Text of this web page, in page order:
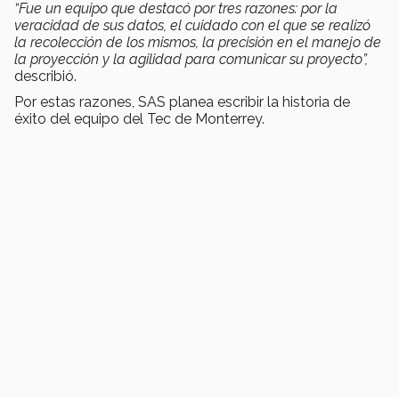
“Fue un equipo que destacó por tres razones: por la
veracidad de sus datos, el cuidado con el que se realizó
la recolección de los mismos, la precisión en el manejo de
la proyección y la agilidad para comunicar su proyecto”,
describió.
Por estas razones, SAS planea escribir la historia de
éxito del equipo del Tec de Monterrey.